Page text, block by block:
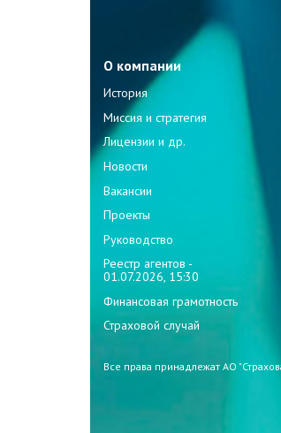
О компании
История
Миссия и стратегия
Лицензии и др.
Новости
Вакансии
Проекты
Руководство
Реестр агентов -
01.07.2026, 15:30
Финансовая грамотность
Страховой случай
Все права принадлежат АО